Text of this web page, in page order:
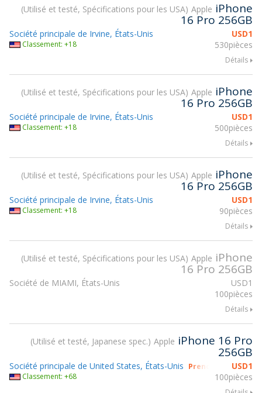
Utilisé et testé, Spécifications pour les USA Apple iPhone
16 Pro 256GB
USD1
530pièces
Société principale de Irvine, États-Unis
Classement: +18
Détails
Utilisé et testé, Spécifications pour les USA Apple iPhone
16 Pro 256GB
USD1
500pièces
Société principale de Irvine, États-Unis
Classement: +18
Détails
Utilisé et testé, Spécifications pour les USA Apple iPhone
16 Pro 256GB
USD1
90pièces
Société principale de Irvine, États-Unis
Classement: +18
Détails
Utilisé et testé, Spécifications pour les USA Apple iPhone
16 Pro 256GB
USD1
100pièces
Société de MIAMI, États-Unis
Détails
Utilisé et testé, Japanese spec. Apple iPhone 16 Pro
256GB
USD1
100pièces
Société principale de United States, États-Unis Prendre part à
Classement: +68